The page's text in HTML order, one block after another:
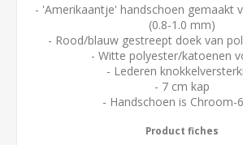
- 'Amerikaantje' handschoen gemaakt
(0.8-1.0 mm)
- Rood/blauw gestreept doek van
- Witte polyester/katoenen
- Lederen
- 7 cm kap
- Handschoen is Chroom-
Product fiches